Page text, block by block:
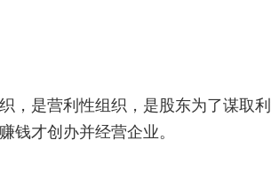
，是营利性组织，是股东为了谋取
钱才创办并经营企业。